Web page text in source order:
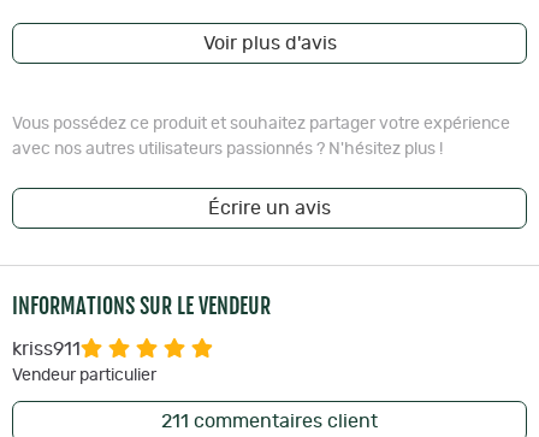
Voir plus d'avis
Vous possédez ce produit et souhaitez partager votre expérience
avec nos autres utilisateurs passionnés ? N'hésitez plus !
Écrire un avis
INFORMATIONS SUR LE VENDEUR
kriss911
Vendeur particulier
211 commentaires client